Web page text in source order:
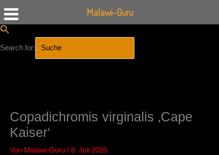
Search for:
Copadichromis virginalis ‚Cape
Kaiser‘
Von Malawi-Guru / 8. Juli 2026
Malawi-Guru